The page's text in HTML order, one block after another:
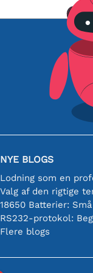
NYE BLOGS
RS232-protokol:
Flere blogs